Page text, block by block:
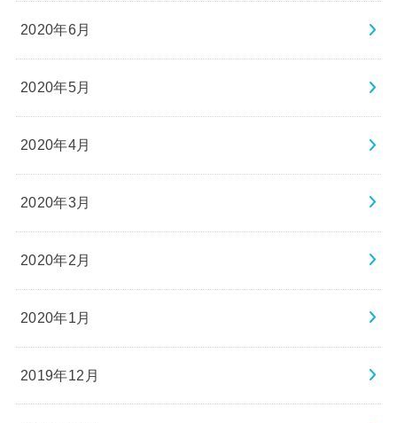
2020年6月
2020年5月
2020年4月
2020年3月
2020年2月
2020年1月
2019年12月